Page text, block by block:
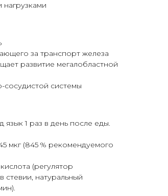
за транспорт железа
развитие мегалобластной
системы
1 раз в день после еды.
мкг (845 % рекомендуемого
(регулятор
стевии, натуральный